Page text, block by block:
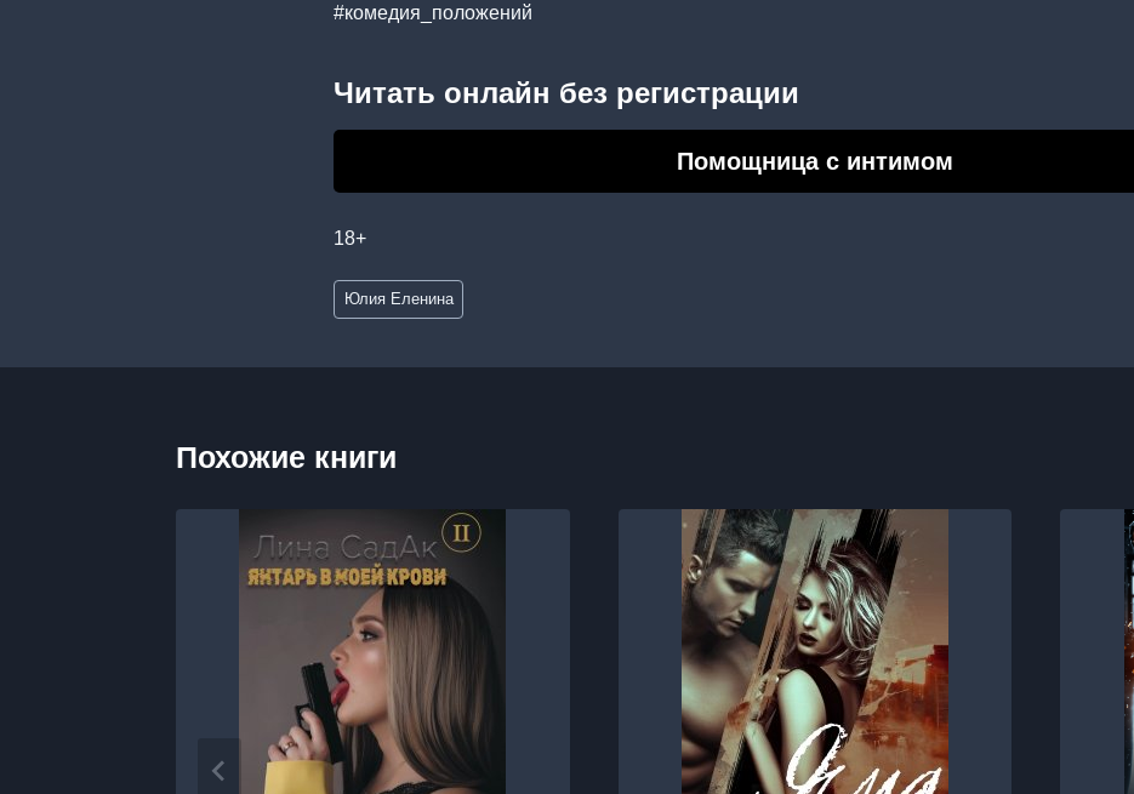
#комедия_положений
Читать онлайн без регистрации
Помощница с интимом
18+
Метки
записи:
Юлия Еленина
Похожие книги